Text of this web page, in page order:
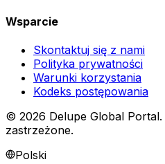
Wsparcie
Skontaktuj się z nami
Polityka prywatności
Warunki korzystania
Kodeks postępowania
© 2026 Delupe Global Portal.
zastrzeżone.
Polski